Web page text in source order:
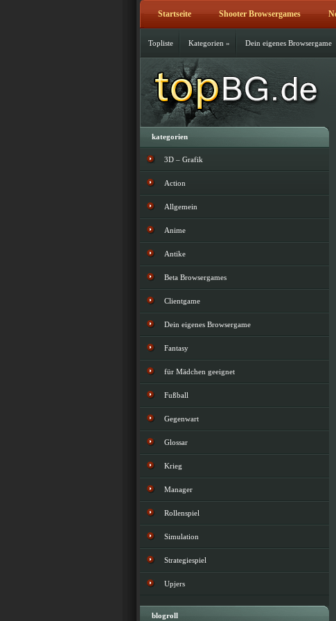
Startseite Shooter Browsergames
Topliste Kategorien » Dein eigenes Browsergame
kategorien
3D – Grafik
Action
Allgemein
Anime
Antike
Beta Browsergames
Clientgame
Dein eigenes Browsergame
Fantasy
für Mädchen geeignet
Fußball
Gegenwart
Glossar
Krieg
Manager
Rollenspiel
Simulation
Strategiespiel
Upjers
blogroll